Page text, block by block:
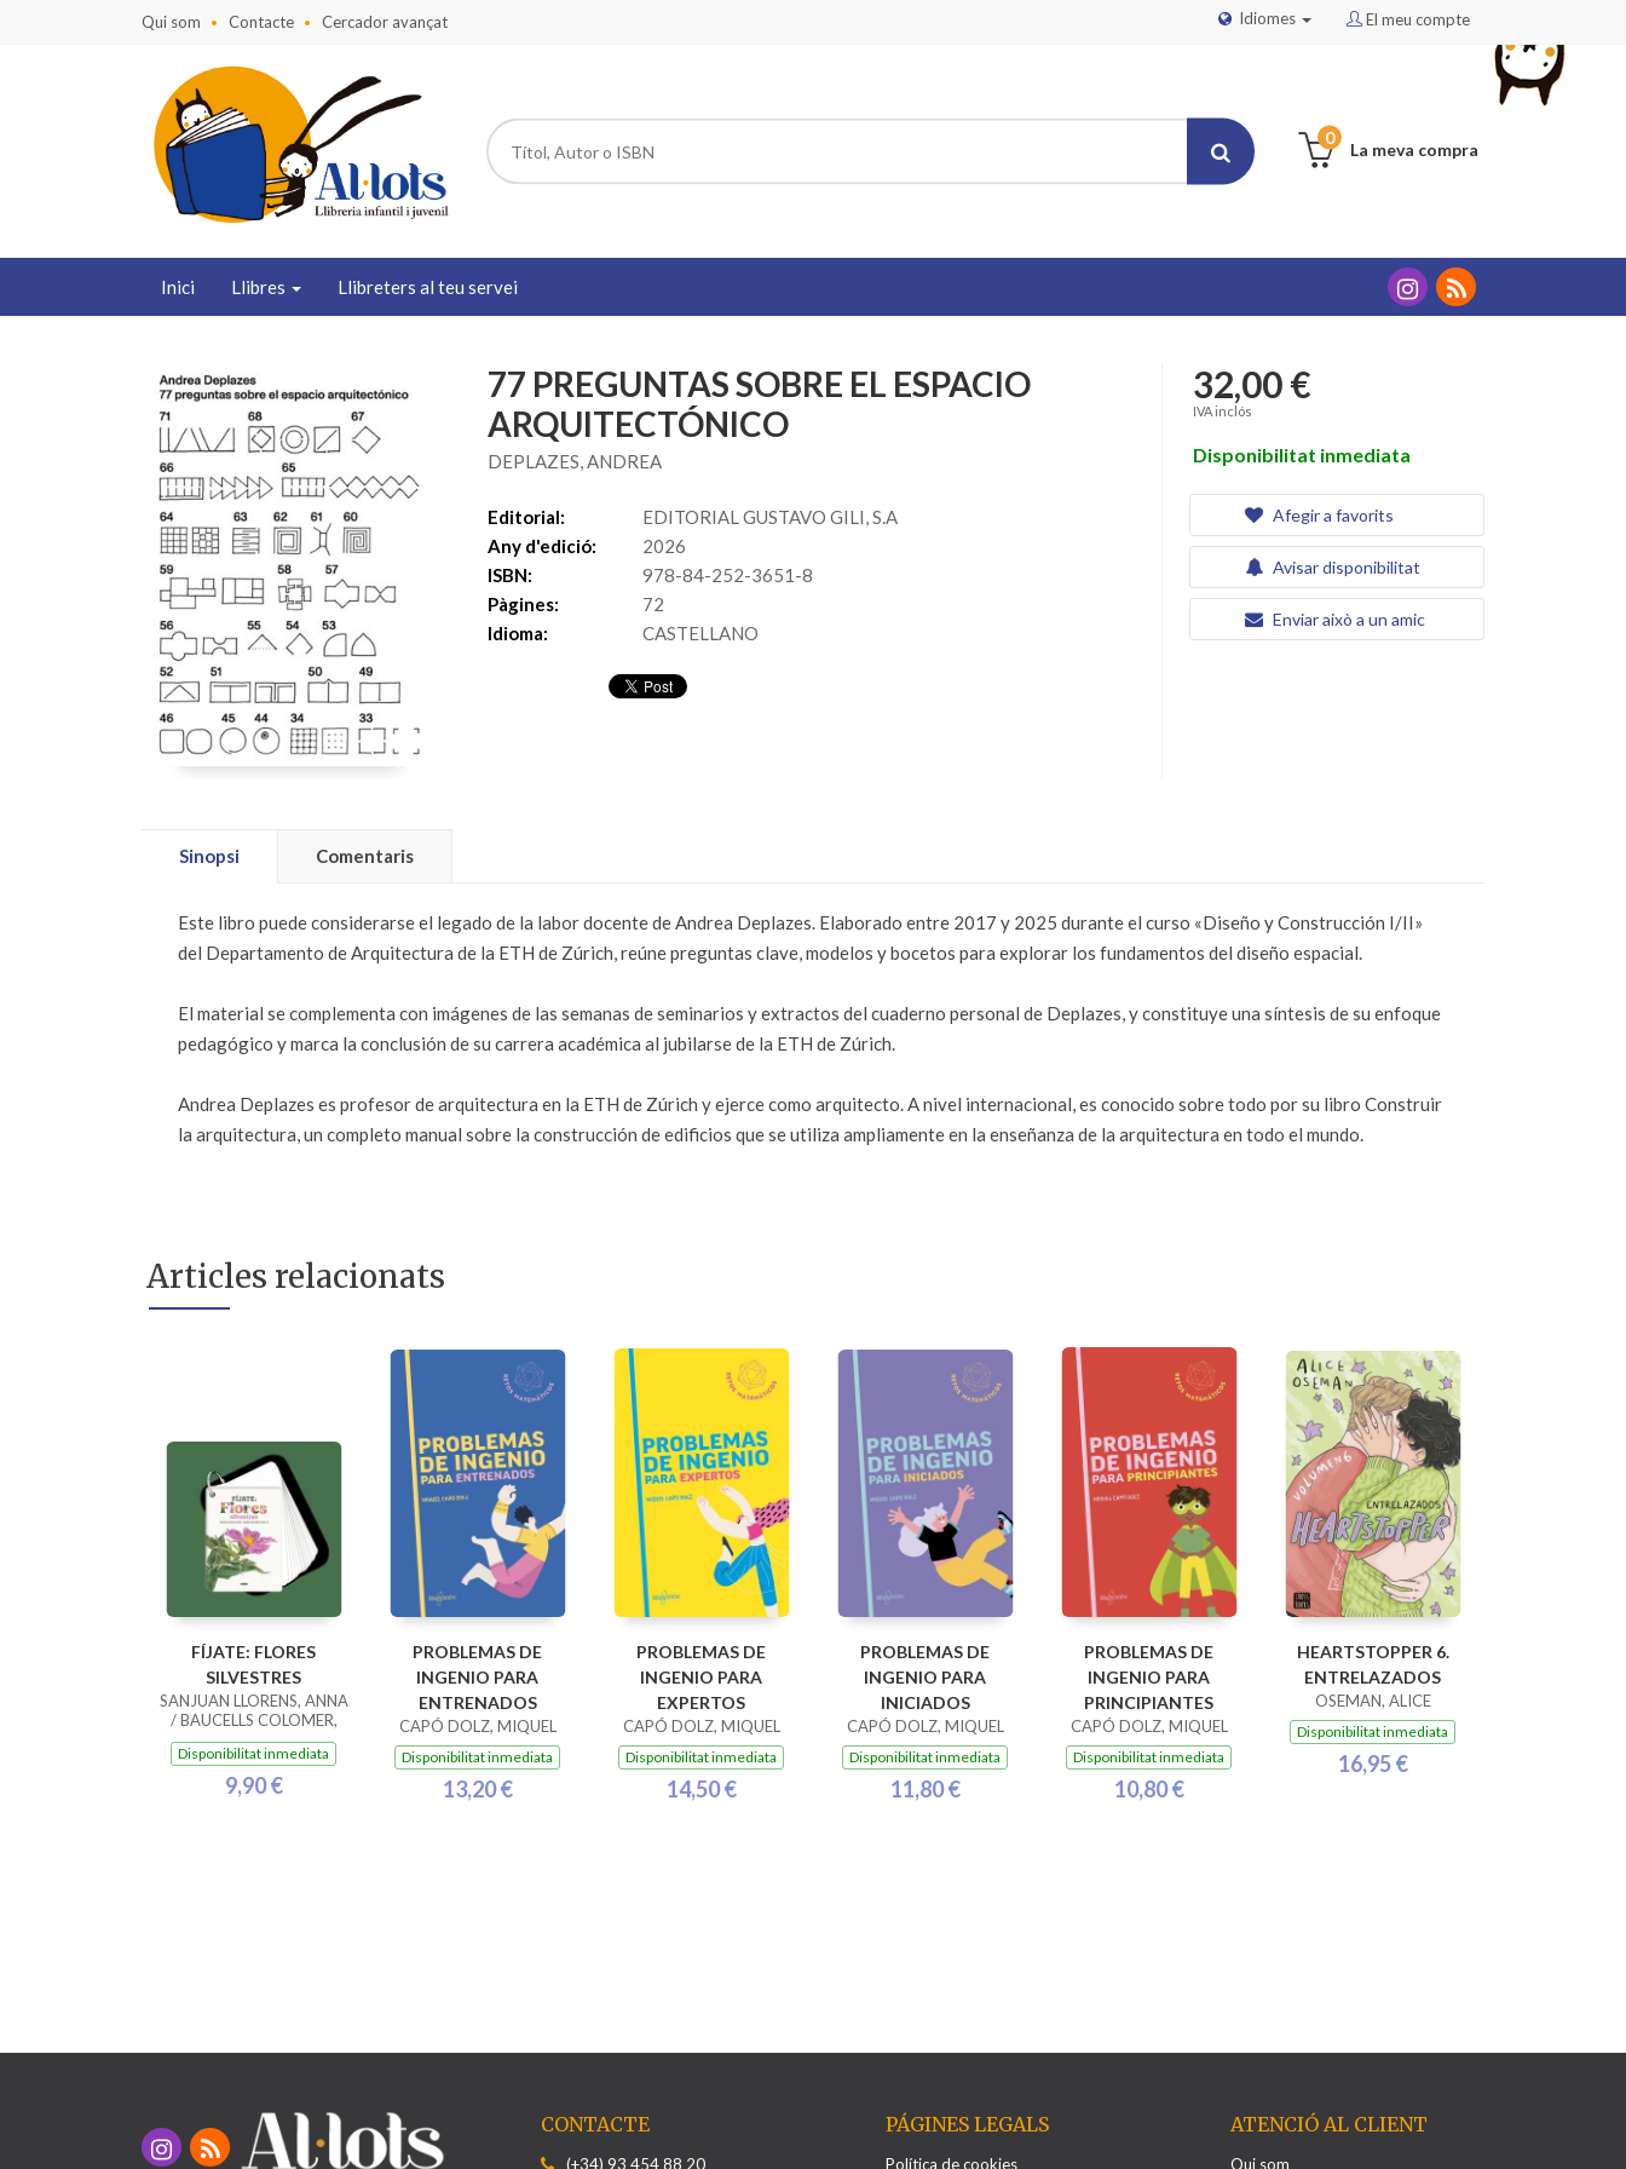
El meu compte
Idiomes
Qui som Contacte Cercador avançat
La meva compra
0
Inici Llibres Llibreters al teu servei
77 PREGUNTAS SOBRE EL ESPACIO
ARQUITECTÓNICO
DEPLAZES, ANDREA
Editorial:
EDITORIAL GUSTAVO GILI, S.A
Any d'edició:
2026
ISBN:
978-84-252-3651-8
Pàgines:
72
Idioma:
CASTELLANO
32,00 €
IVA inclós
Disponibilitat inmediata
Afegir a favorits
Avisar disponibilitat
Enviar això a un amic
Sinopsi Comentaris
Este libro puede considerarse el legado de la labor docente de Andrea Deplazes. Elaborado entre 2017 y 2025 durante el curso «Diseño y Construcción I/II»
del Departamento de Arquitectura de la ETH de Zúrich, reúne preguntas clave, modelos y bocetos para explorar los fundamentos del diseño espacial.
El material se complementa con imágenes de las semanas de seminarios y extractos del cuaderno personal de Deplazes, y constituye una síntesis de su enfoque
pedagógico y marca la conclusión de su carrera académica al jubilarse de la ETH de Zúrich.
Andrea Deplazes es profesor de arquitectura en la ETH de Zúrich y ejerce como arquitecto. A nivel internacional, es conocido sobre todo por su libro Construir
la arquitectura, un completo manual sobre la construcción de edificios que se utiliza ampliamente en la enseñanza de la arquitectura en todo el mundo.
Articles relacionats
FÍJATE: FLORES
SILVESTRES
SANJUAN LLORENS, ANNA
/ BAUCELLS COLOMER,
RAMON
Disponibilitat inmediata
9,90 €
PROBLEMAS DE
INGENIO PARA
ENTRENADOS
CAPÓ DOLZ, MIQUEL
Disponibilitat inmediata
13,20 €
PROBLEMAS DE
INGENIO PARA
EXPERTOS
CAPÓ DOLZ, MIQUEL
Disponibilitat inmediata
14,50 €
PROBLEMAS DE
INGENIO PARA
INICIADOS
CAPÓ DOLZ, MIQUEL
Disponibilitat inmediata
11,80 €
PROBLEMAS DE
INGENIO PARA
PRINCIPIANTES
CAPÓ DOLZ, MIQUEL
Disponibilitat inmediata
10,80 €
HEARTSTOPPER 6.
ENTRELAZADOS
OSEMAN, ALICE
Disponibilitat inmediata
16,95 €
CONTACTE
(+34) 93 454 88 20
PÁGINES LEGALS
Política de cookies
ATENCIÓ AL CLIENT
Qui som